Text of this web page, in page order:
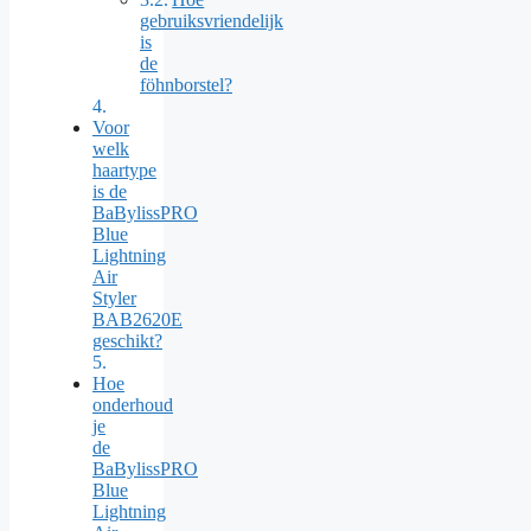
gebruiksvriendelijk
is
de
föhnborstel?
Voor
welk
haartype
is de
BaBylissPRO
Blue
Lightning
Air
Styler
BAB2620E
geschikt?
Hoe
onderhoud
je
de
BaBylissPRO
Blue
Lightning